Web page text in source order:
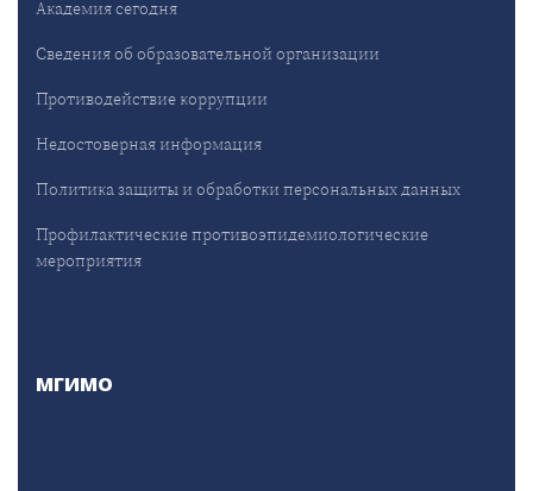
Академия сегодня
Сведения об образовательной организации
Противодействие коррупции
Недостоверная информация
Политика защиты и обработки персональных данных
Профилактические противоэпидемиологические
мероприятия
МГИМО